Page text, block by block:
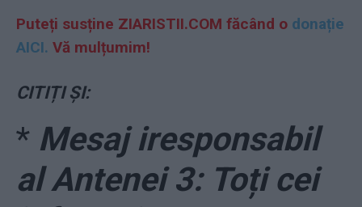
Puteți susține ZIARISTII.COM făcând o donație
AICI. Vă mulțumim!
CITIȚI ȘI:
* Mesaj iresponsabil
al Antenei 3: Toți cei